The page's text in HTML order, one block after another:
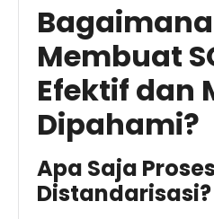
Membuat
Efektif dan
Dipahami?
Apa Saja
Distandarisasi?